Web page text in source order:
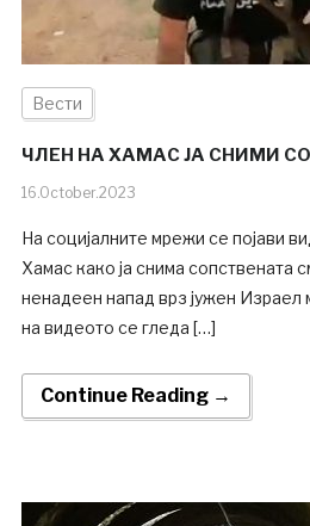
Вести
ЧЛЕН НА ХАМАС ЈА СНИМИ
16.October.2023
На социјалните мрежи се појави
Хамас како ја снима сопствената
ненадеен напад врз јужен Израел
на видеото се гледа […]
Continue Reading →